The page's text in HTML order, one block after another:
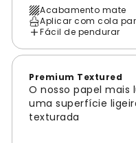
Acabamento mate
Aplicar com cola
Fácil de pendurar
Premium Textured
O nosso papel mais
uma superfície
texturada